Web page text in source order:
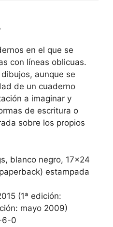
en el que se
con líneas oblicuas.
aunque se
de un cuaderno
a imaginar y
de escritura o
sobre los propios
blanco negro, 17×24
estampada
(1ª edición:
mayo 2009)
6-0